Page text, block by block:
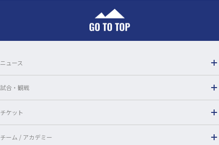
ニュース
試合・観戦
チケット
チーム / アカデミー